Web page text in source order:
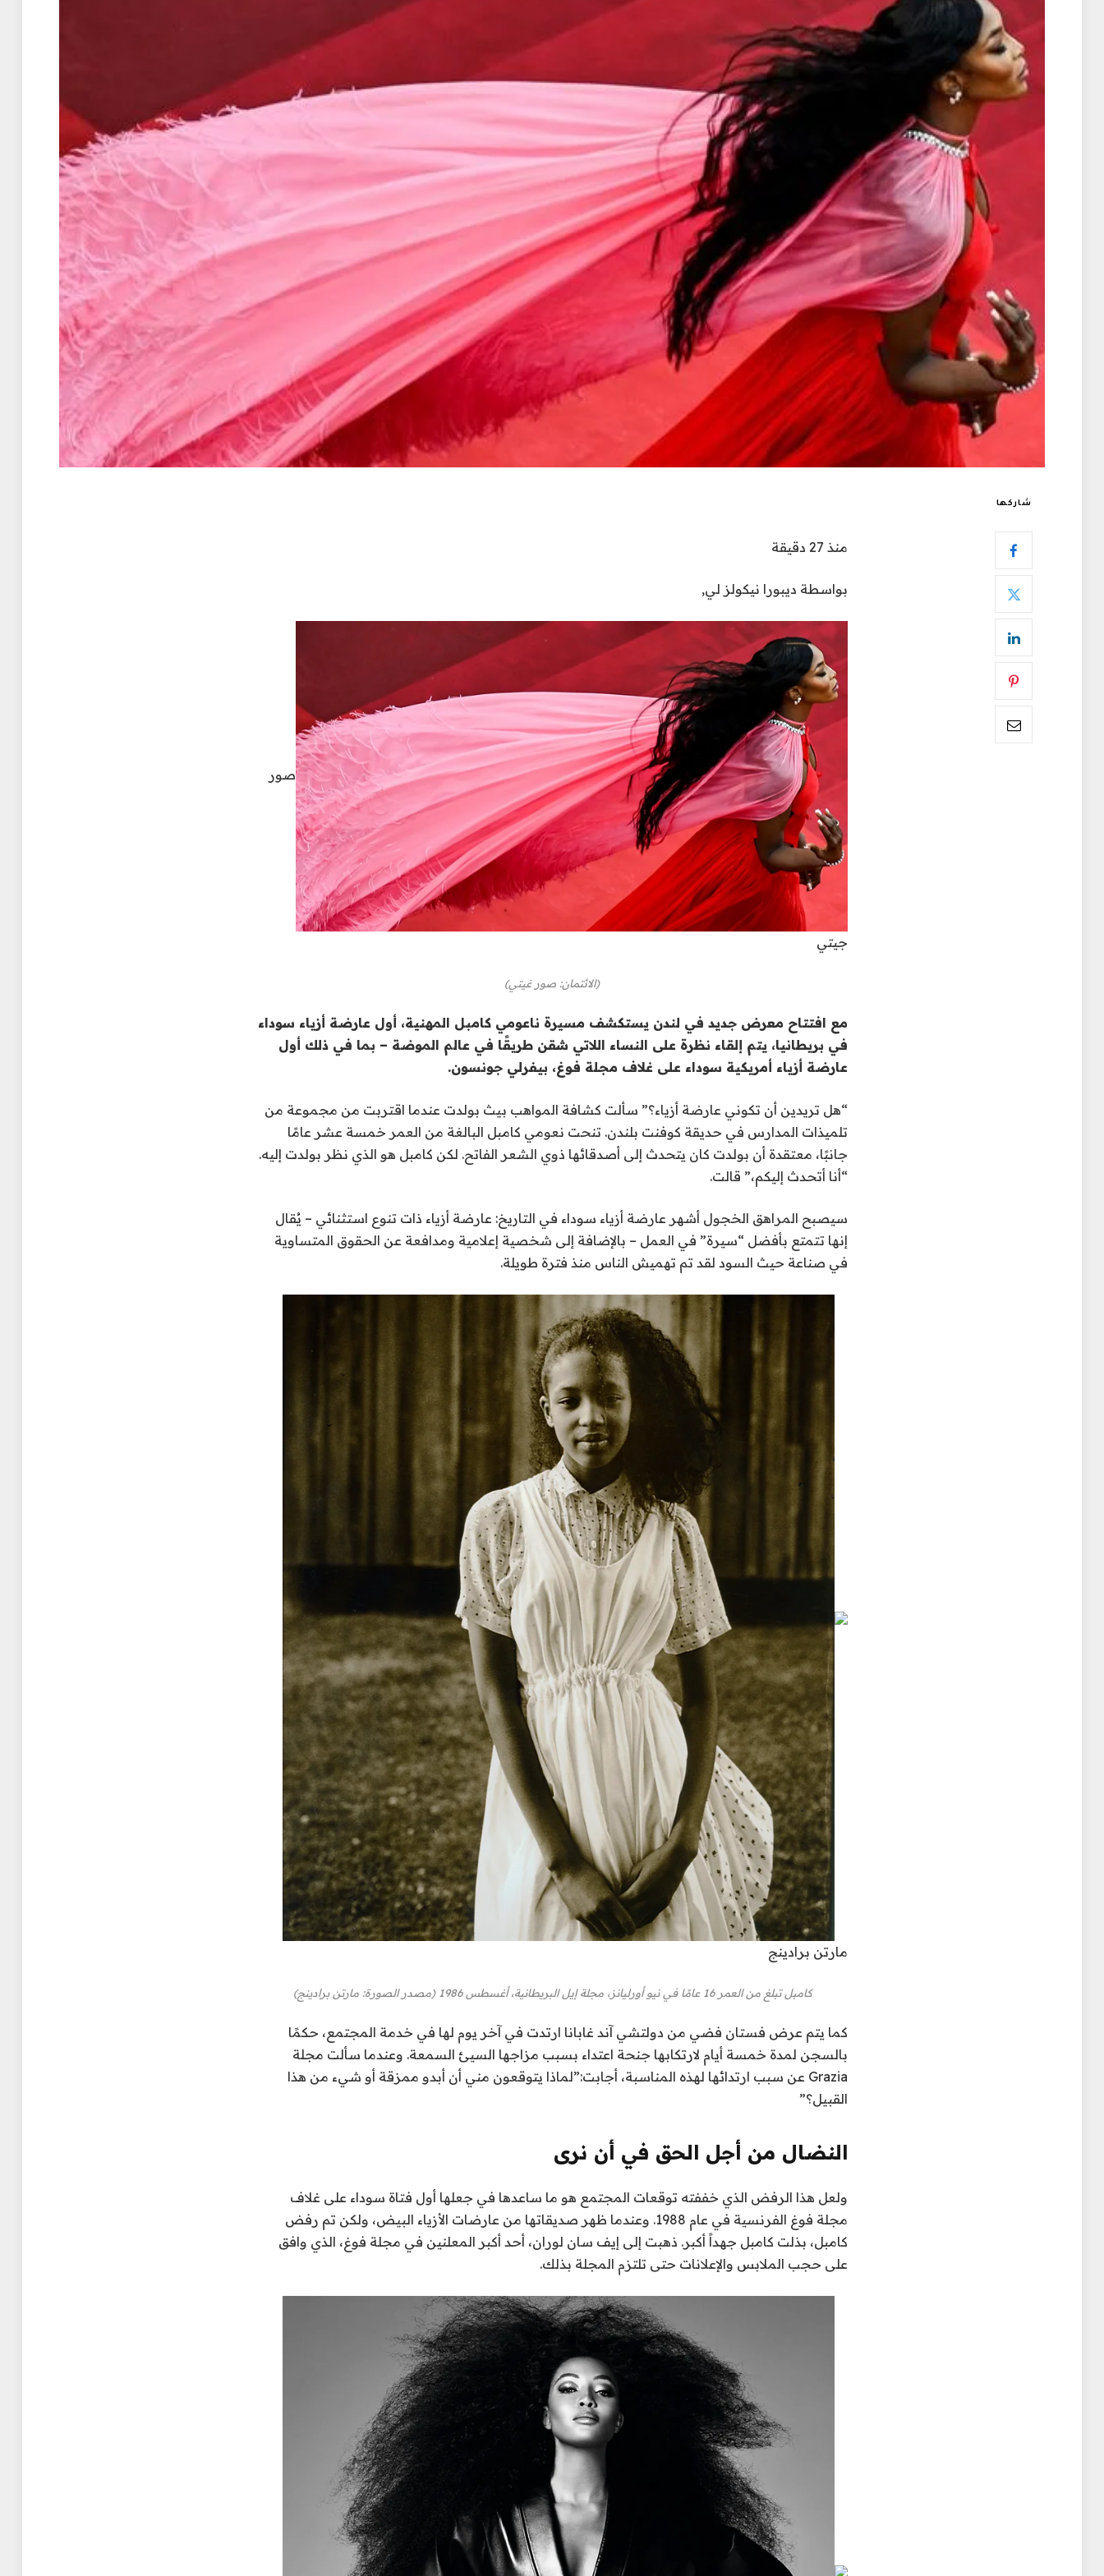
شاركها
منذ 27 دقيقة
بواسطة ديبورا نيكولز لي,
صور
جيتي
(الائتمان: صور غيتي)
مع افتتاح معرض جديد في لندن يستكشف مسيرة ناعومي كامبل المهنية، أول عارضة أزياء سوداء
في بريطانيا، يتم إلقاء نظرة على النساء اللاتي شقن طريقًا في عالم الموضة – بما في ذلك أول
عارضة أزياء أمريكية سوداء على غلاف مجلة فوغ، بيفرلي جونسون.
“هل تريدين أن تكوني عارضة أزياء؟” سألت كشافة المواهب بيث بولدت عندما اقتربت من مجموعة من
تلميذات المدارس في حديقة كوفنت بلندن. تنحت نعومي كامبل البالغة من العمر خمسة عشر عامًا
جانبًا، معتقدة أن بولدت كان يتحدث إلى أصدقائها ذوي الشعر الفاتح. لكن كامبل هو الذي نظر بولدت إليه.
“أنا أتحدث إليكم،” قالت.
سيصبح المراهق الخجول أشهر عارضة أزياء سوداء في التاريخ: عارضة أزياء ذات تنوع استثنائي – يُقال
إنها تتمتع بأفضل “سيرة” في العمل – بالإضافة إلى شخصية إعلامية ومدافعة عن الحقوق المتساوية
في صناعة حيث السود لقد تم تهميش الناس منذ فترة طويلة.
مارتن برادينج
كامبل تبلغ من العمر 16 عامًا في نيو أورليانز، مجلة إيل البريطانية، أغسطس 1986 (مصدر الصورة: مارتن برادينج)
كما يتم عرض فستان فضي من دولتشي آند غابانا ارتدت في آخر يوم لها في خدمة المجتمع، حكمًا
بالسجن لمدة خمسة أيام لارتكابها جنحة اعتداء بسبب مزاجها السيئ السمعة. وعندما سألت مجلة
Grazia عن سبب ارتدائها لهذه المناسبة،
أجابت:”لماذا يتوقعون مني أن أبدو ممزقة أو شيء من هذا
القبيل؟”
النضال من أجل الحق في أن نرى
ولعل هذا الرفض الذي خففته توقعات المجتمع هو ما ساعدها في جعلها أول فتاة سوداء على غلاف
مجلة فوغ الفرنسية في عام 1988. وعندما ظهر صديقاتها من عارضات الأزياء البيض، ولكن تم رفض
كامبل، بذلت كامبل جهداً أكبر. ذهبت إلى إيف سان لوران، أحد أكبر المعلنين في مجلة فوغ، الذي وافق
على حجب الملابس والإعلانات حتى تلتزم المجلة بذلك.